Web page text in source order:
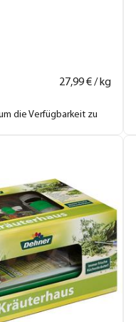
27,99€ / kg
die Verfügbarkeit zu